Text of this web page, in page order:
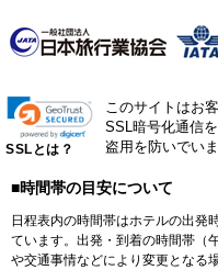
SSLとは？
このサイトはお
SSL暗号化通信
盗用を防いでいま
■時間帯の目安について
日程表内の時間帯はホテルの出発
ています。出発・到着の時間帯（
や交通事情などにより変更となる